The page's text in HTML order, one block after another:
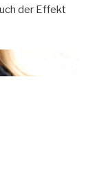
der Effekt